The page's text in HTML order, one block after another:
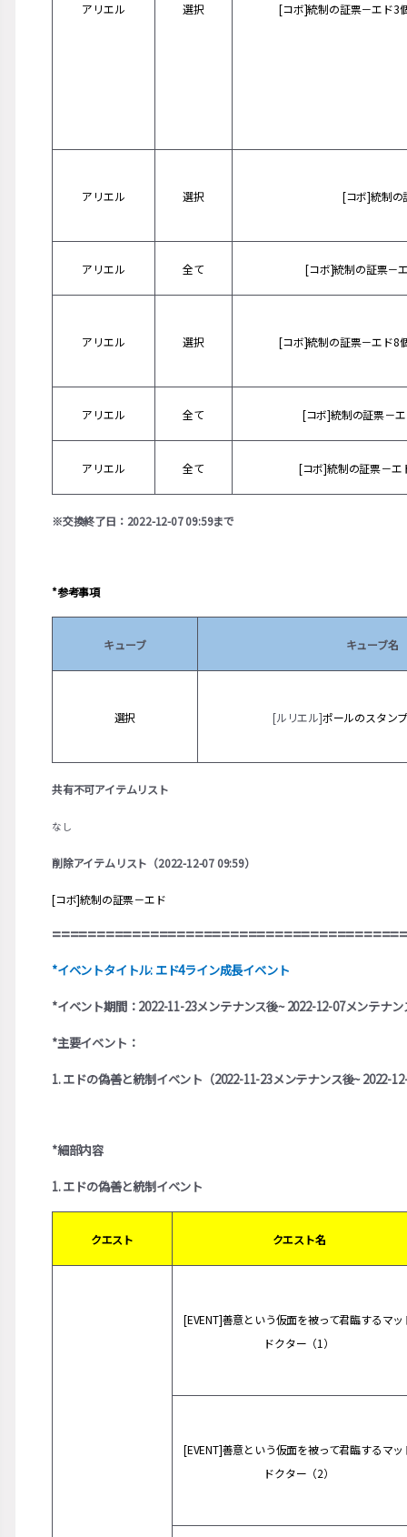
アリエル 選択 [コボ]統制の証票－エド3
アリエル 選択 [コボ]統制の
アリエル 全て [コボ]統制の証票－
アリエル 選択 [コボ]統制の証票－エド8
アリエル 全て [コボ]統制の証票－
アリエル 全て [コボ]統制の証票－エ
※交換終了日：2022-12-07 09:59まで
*参考事項
キューブ キューブ名
選択 [ルリエル]ポールのスタン
共有不可アイテムリスト
なし
削除アイテムリスト（2022-12-07 09:59）
[コボ]統制の証票－エド
*イベントタイトル: エド4ライン成長イベント
*イベント期間：2022-11-23メンテナンス後~ 2022-12-07メンテナン
*主要イベント：
1. エドの偽善と統制イベント（2022-11-23メンテナンス後~ 2022-
*細部内容
1. エドの偽善と統制イベント
クエスト クエスト名
[EVENT]善意という仮面を被って君臨するマッ
ドクター（1）
[EVENT]善意という仮面を被って君臨するマッ
ドクター（2）